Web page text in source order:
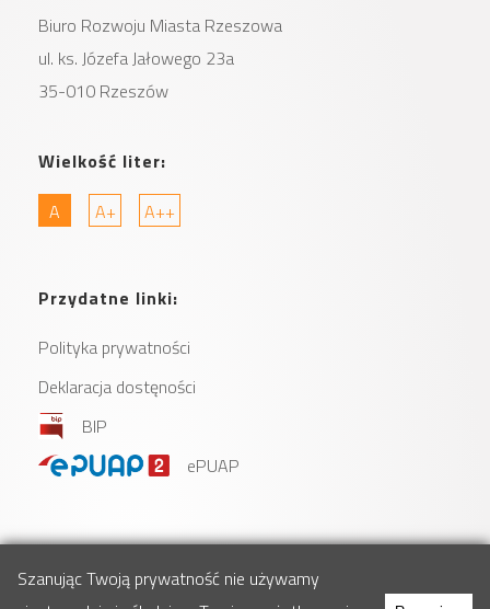
Biuro Rozwoju Miasta Rzeszowa
ul. ks. Józefa Jałowego 23a
35-010 Rzeszów
Wielkość liter:
A
A+ A++
Przydatne linki:
Polityka prywatności
Deklaracja dostęności
BIP
ePUAP
Szanując Twoją prywatność nie używamy